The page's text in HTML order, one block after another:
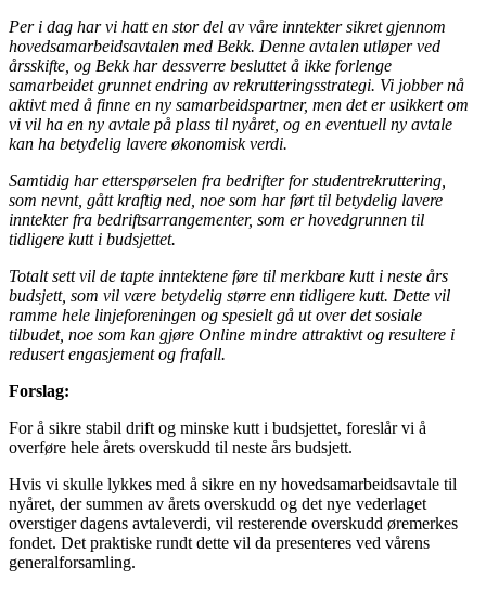
Per i dag har vi hatt en stor del av våre inntekter sikret gjennom
hovedsamarbeidsavtalen med Bekk. Denne avtalen utløper ved
årsskifte, og Bekk har dessverre besluttet å ikke forlenge
samarbeidet grunnet endring av rekrutteringsstrategi. Vi jobber nå
aktivt med å finne en ny samarbeidspartner, men det er usikkert om
vi vil ha en ny avtale på plass til nyåret, og en eventuell ny avtale
kan ha betydelig lavere økonomisk verdi.
Samtidig har etterspørselen fra bedrifter for studentrekruttering,
som nevnt, gått kraftig ned, noe som har ført til betydelig lavere
inntekter fra bedriftsarrangementer, som er hovedgrunnen til
tidligere kutt i budsjettet.
Totalt sett vil de tapte inntektene føre til merkbare kutt i neste års
budsjett, som vil være betydelig større enn tidligere kutt. Dette vil
ramme hele linjeforeningen og spesielt gå ut over det sosiale
tilbudet, noe som kan gjøre Online mindre attraktivt og resultere i
redusert engasjement og frafall.
Forslag:
For å sikre stabil drift og minske kutt i budsjettet, foreslår vi å
overføre hele årets overskudd til neste års budsjett.
Hvis vi skulle lykkes med å sikre en ny hovedsamarbeidsavtale til
nyåret, der summen av årets overskudd og det nye vederlaget
overstiger dagens avtaleverdi, vil resterende overskudd øremerkes
fondet. Det praktiske rundt dette vil da presenteres ved vårens
generalforsamling.